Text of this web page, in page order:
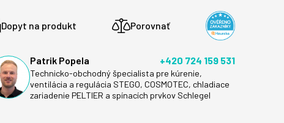
Dopyt na produkt Porovnať
Patrik Popela +420 724 159 531
Technicko-obchodný špecialista pre kúrenie,
ventilácia a regulácia STEGO, COSMOTEC, chladiace
zariadenie PELTIER a spínacích prvkov Schlegel